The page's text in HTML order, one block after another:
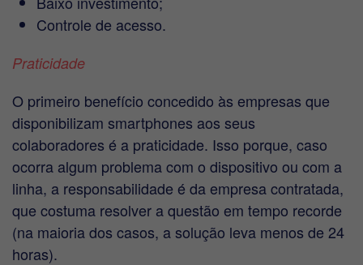
Controle de acesso.
Praticidade
O primeiro benefício concedido às empresas que
disponibilizam smartphones aos seus
colaboradores é a praticidade. Isso porque, caso
ocorra algum problema com o dispositivo ou com a
linha, a responsabilidade é da empresa contratada,
que costuma resolver a questão em tempo recorde
(na maioria dos casos, a solução leva menos de 24
horas).